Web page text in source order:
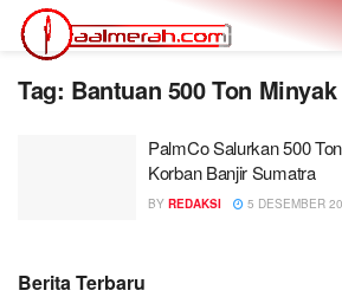
Tag: Bantuan 500 Ton
PalmCo Salurkan 500
Korban Banjir Sumatra
BY REDAKSI 5 DESEMBER
Berita Terbaru